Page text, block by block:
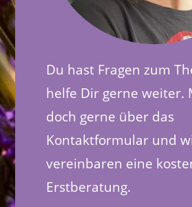
Du hast Fragen zum
helfe Dir gerne weiter.
doch gerne über das
Kontaktformular und
vereinbaren eine
Erstberatung.